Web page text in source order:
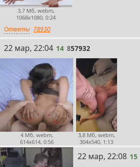
3,7 Мб, webm,
1068x1080, 0:24
Ответы 78930
14
22 мар, 22:04 14 857932
4 Мб, webm,
614x614, 0:56
3,8 Мб, webm,
304x540, 1:13
15
22 мар, 22:08 15